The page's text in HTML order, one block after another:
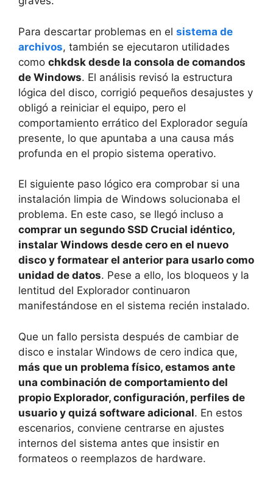
Para descartar problemas en el sistema de
archivos, también se ejecutaron utilidades
como chkdsk desde la consola de comandos
de Windows. El análisis revisó la estructura
lógica del disco, corrigió pequeños desajustes y
obligó a reiniciar el equipo, pero el
comportamiento errático del Explorador seguía
presente, lo que apuntaba a una causa más
profunda en el propio sistema operativo.
El siguiente paso lógico era comprobar si una
instalación limpia de Windows solucionaba el
problema. En este caso, se llegó incluso a
comprar un segundo SSD Crucial idéntico,
instalar Windows desde cero en el nuevo
disco y formatear el anterior para usarlo como
unidad de datos. Pese a ello, los bloqueos y la
lentitud del Explorador continuaron
manifestándose en el sistema recién instalado.
Que un fallo persista después de cambiar de
disco e instalar Windows de cero indica que,
más que un problema físico, estamos ante
una combinación de comportamiento del
propio Explorador, configuración, perfiles de
usuario y quizá software adicional. En estos
escenarios, conviene centrarse en ajustes
internos del sistema antes que insistir en
formateos o reemplazos de hardware.